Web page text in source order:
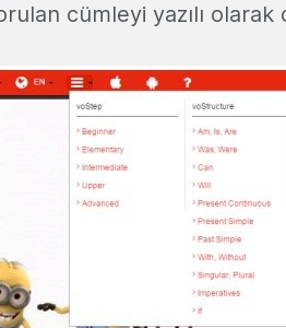
cümleyi yazılı